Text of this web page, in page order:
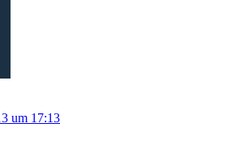
um 17:13